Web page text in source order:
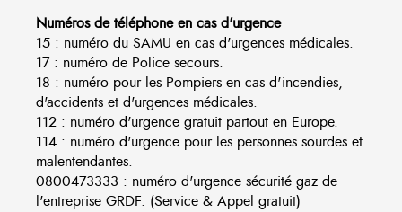
Numéros de téléphone en cas d'urgence
15 : numéro du SAMU en cas d'urgences médicales.
17 : numéro de Police secours.
18 : numéro pour les Pompiers en cas d'incendies,
d'accidents et d'urgences médicales.
112 : numéro d'urgence gratuit partout en Europe.
114 : numéro d'urgence pour les personnes sourdes et
malentendantes.
0800473333 : numéro d'urgence sécurité gaz de
l'entreprise GRDF. (Service & Appel gratuit)